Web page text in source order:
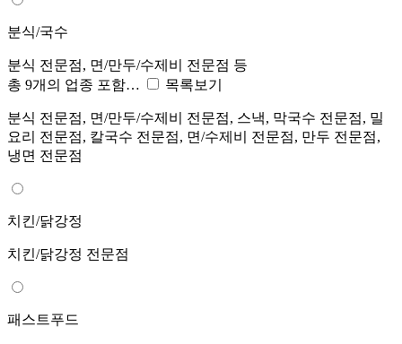
분식/국수
분식 전문점, 면/만두/수제비 전문점 등
총 9개의 업종 포함…
목록보기
분식 전문점, 면/만두/수제비 전문점, 스낵, 막국수 전문점, 밀
요리 전문점, 칼국수 전문점, 면/수제비 전문점, 만두 전문점,
냉면 전문점
치킨/닭강정
치킨/닭강정 전문점
패스트푸드